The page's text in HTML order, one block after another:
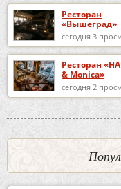
Ресторан
«Вышеград»
сегодня 3
Ресторан
& Monica»
сегодня 2